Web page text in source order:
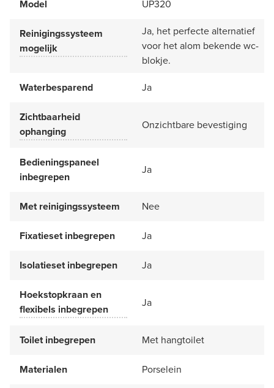
Model UP320
Reinigingssysteem
mogelijk
Ja, het perfecte alternatief
voor het alom bekende wc-
blokje.
Waterbesparend
Ja
Zichtbaarheid
ophanging
Onzichtbare bevestiging
Bedieningspaneel
inbegrepen
Ja
Met reinigingssysteem Nee
Fixatieset inbegrepen Ja
Isolatieset inbegrepen Ja
Hoekstopkraan en
flexibels inbegrepen
Ja
Toilet inbegrepen Met hangtoilet
Materialen Porselein